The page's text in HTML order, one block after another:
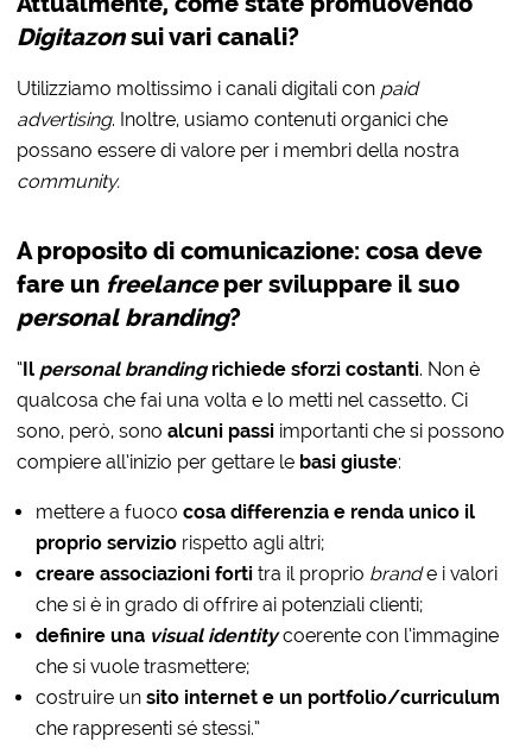
Digitazonsui vari canali?
Utilizziamo moltissimo i canali digitali con paid
advertising. Inoltre, usiamo contenuti organici che
possano essere di valore per i membri della nostra
community.
A proposito di comunicazione: cosa deve
fare un freelanceper sviluppare il suo
personal branding?
“Il personal brandingrichiede sforzi costanti. Non è
qualcosa che fai una volta e lo metti nel cassetto. Ci
sono, però, sonoalcuni passi importanti che si possono
compiere all’inizio per gettare le basi giuste:
mettere a fuococosa differenzia e renda unico il
proprio servizio rispetto agli altri;
creare associazioni forti tra il proprio brande i valori
che si è in grado di offrire ai potenziali clienti;
definire una visual identity coerente con l’immagine
che si vuole trasmettere;
costruire unsito internet e un portfolio/curriculum
che rappresenti sé stessi.”